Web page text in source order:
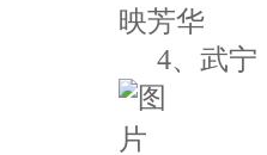
映芳华
4、武宁